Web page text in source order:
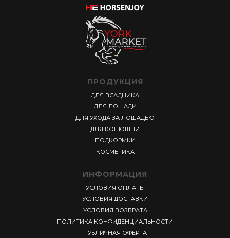
ПРОДУКЦИЯ
ДЛЯ ВСАДНИКА
ДЛЯ ЛОШАДИ
ДЛЯ УХОДА ЗА ЛОШАДЬЮ
ДЛЯ КОНЮШНИ
ПОДКОРМКИ
КОСМЕТИКА
ИНФОРМАЦИЯ
УСЛОВИЯ ОПЛАТЫ
УСЛОВИЯ ДОСТАВКИ
УСЛОВИЯ ВОЗВРАТА
ПОЛИТИКА КОНФИДЕНЦИАЛЬНОСТИ
ПУБЛИЧНАЯ ОФЕРТА